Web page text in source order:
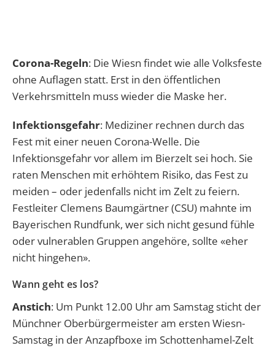
Corona-Regeln: Die Wiesn findet wie alle Volksfeste
ohne Auflagen statt. Erst in den öffentlichen
Verkehrsmitteln muss wieder die Maske her.
Infektionsgefahr: Mediziner rechnen durch das
Fest mit einer neuen Corona-Welle. Die
Infektionsgefahr vor allem im Bierzelt sei hoch. Sie
raten Menschen mit erhöhtem Risiko, das Fest zu
meiden – oder jedenfalls nicht im Zelt zu feiern.
Festleiter Clemens Baumgärtner (CSU) mahnte im
Bayerischen Rundfunk, wer sich nicht gesund fühle
oder vulnerablen Gruppen angehöre, sollte «eher
nicht hingehen».
Wann geht es los?
Anstich: Um Punkt 12.00 Uhr am Samstag sticht der
Münchner Oberbürgermeister am ersten Wiesn-
Samstag in der Anzapfboxe im Schottenhamel-Zelt